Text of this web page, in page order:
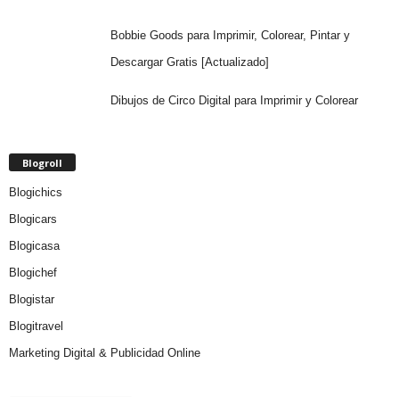
Bobbie Goods para Imprimir, Colorear, Pintar y
Descargar Gratis [Actualizado]
Dibujos de Circo Digital para Imprimir y Colorear
Blogroll
Blogichics
Blogicars
Blogicasa
Blogichef
Blogistar
Blogitravel
Marketing Digital & Publicidad Online